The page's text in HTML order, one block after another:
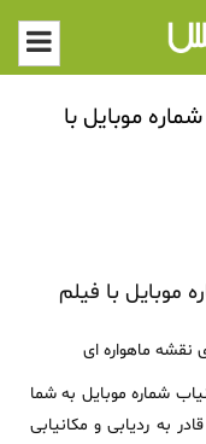
موبایل با
موبایل با فیلم
نقشه ماهواره ای
شماره موبایل به شما
به ردیابی و مکانیابی